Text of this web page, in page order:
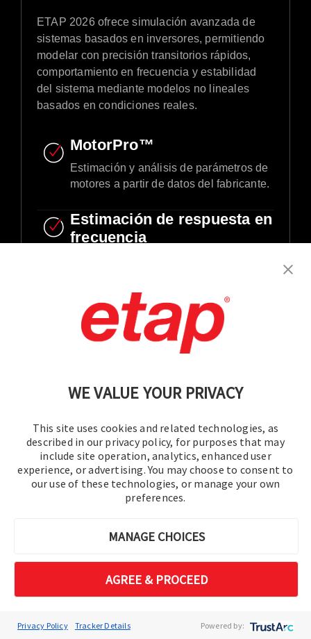
WE VALUE YOUR PRIVACY
This site uses cookies and related technologies, as
described in our privacy policy, for purposes that may
include site operation, analytics, enhanced user
experience, or advertising. You may choose to consent to
our use of these technologies, or manage your own
preferences.
MANAGE CHOICES
AGREE & PROCEED
Privacy Policy Tracker Details Powered by:
Ejemplo de caso de
uso: simulación a gran
ETAP 2026 ofrece simulación avanzada de
sistemas basados en inversores, permitiendo
modelar con precisión transitorios rápidos,
comportamiento en frecuencia y estabilidad
del sistema mediante modelos no lineales
basados en condiciones reales.
MotorPro™
Estimación y análisis de parámetros de
motores a partir de datos del fabricante.​
Estimación de respuesta en
frecuencia
simulaciones en función del tiempo.
Analizador de flujo de carga
Proporciona un análisis completo de